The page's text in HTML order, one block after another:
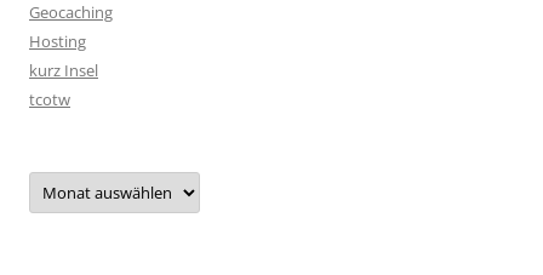
Geocaching
Hosting
kurz Insel
tcotw
Archiv